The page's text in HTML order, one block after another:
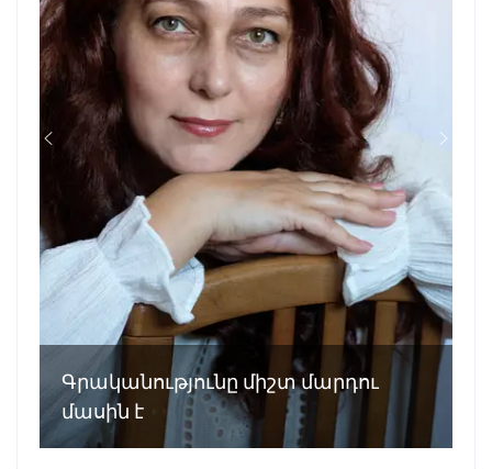
Գրականությունը միշտ մարդու
մասին է